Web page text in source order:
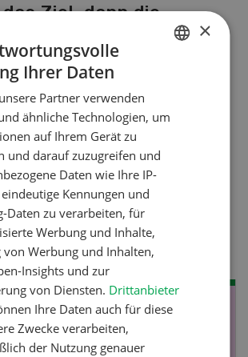
Ziel, dann die
Dauergarten ohne
aus dem Sack
×
Ihrer Daten
Partner verwenden
ähnliche Technologien, um
auf Ihrem Gerät zu
und darauf zuzugreifen und
Daten wie Ihre IP-
Kennungen und
Daten zu verarbeiten, für
Werbung und Inhalte,
von Werbung und Inhalten,
Insights und zur
von Diensten. Drittanbieter
Ihre Daten auch für diese
Zwecke verarbeiten,
der Nutzung genauer